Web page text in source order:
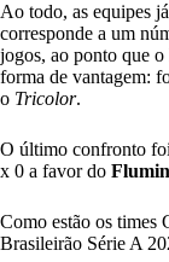
Ao todo, as equipes
corresponde a um
jogos, ao ponto que o
forma de vantagem:
o Tricolor.
O último confronto
x 0 a favor do
Como estão os times
Brasileirão Série A